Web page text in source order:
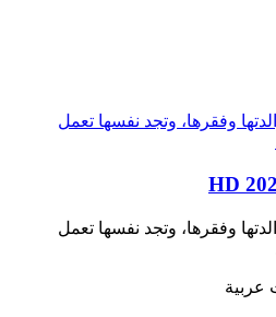
وفقرها، وتجد نفسها تعمل
وفقرها، وتجد نفسها تعمل
عربية